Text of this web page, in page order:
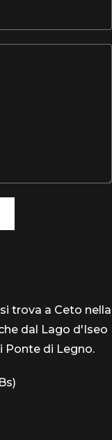
trova a Ceto nella
dal Lago d'Iseo
Ponte di Legno.